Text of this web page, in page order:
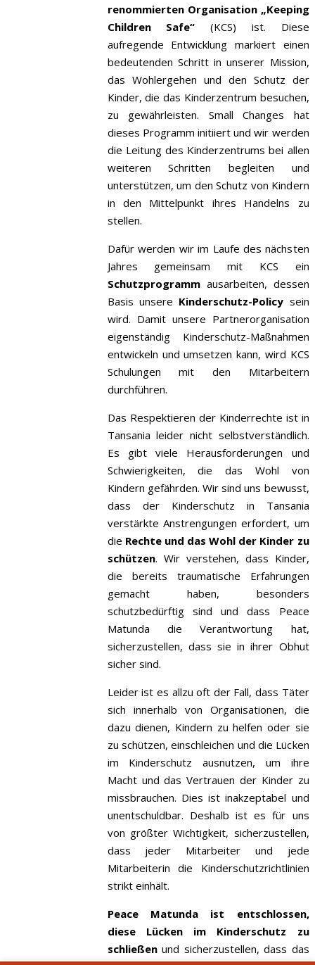
renommierten Organisation „Keeping
Children Safe“ (KCS) ist. Diese
aufregende Entwicklung markiert einen
bedeutenden Schritt in unserer Mission,
das Wohlergehen und den Schutz der
Kinder, die das Kinderzentrum besuchen,
zu gewährleisten. Small Changes hat
dieses Programm initiiert und wir werden
die Leitung des Kinderzentrums bei allen
weiteren Schritten begleiten und
unterstützen, um den Schutz von Kindern
in den Mittelpunkt ihres Handelns zu
stellen.
Dafür werden wir im Laufe des nächsten
Jahres gemeinsam mit KCS ein
Schutzprogrammausarbeiten, dessen
Basis unsere Kinderschutz-Policy sein
wird. Damit unsere Partnerorganisation
eigenständig Kinderschutz-Maßnahmen
entwickeln und umsetzen kann, wird KCS
Schulungen mit den Mitarbeitern
durchführen.
Das Respektieren der Kinderrechte ist in
Tansania leider nicht selbstverständlich.
Es gibt viele Herausforderungen und
Schwierigkeiten, die das Wohl von
Kindern gefährden. Wir sind uns bewusst,
dass der Kinderschutz in Tansania
verstärkte Anstrengungen erfordert, um
die Rechte und das Wohl der Kinder zu
schützen. Wir verstehen, dass Kinder,
die bereits traumatische Erfahrungen
gemacht haben, besonders
schutzbedürftig sind und dass Peace
Matunda die Verantwortung hat,
sicherzustellen, dass sie in ihrer Obhut
sicher sind.
Leider ist es allzu oft der Fall, dass Täter
sich innerhalb von Organisationen, die
dazu dienen, Kindern zu helfen oder sie
zu schützen, einschleichen und die Lücken
im Kinderschutz ausnutzen, um ihre
Macht und das Vertrauen der Kinder zu
missbrauchen. Dies ist inakzeptabel und
unentschuldbar. Deshalb ist es für uns
von größter Wichtigkeit, sicherzustellen,
dass jeder Mitarbeiter und jede
Mitarbeiterin die Kinderschutzrichtlinien
strikt einhält.
Peace Matunda ist entschlossen,
diese Lücken im Kinderschutz zu
schließenund sicherzustellen, dass das